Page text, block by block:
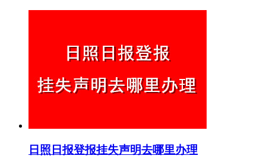
日照日报登报挂失声明去哪里办理